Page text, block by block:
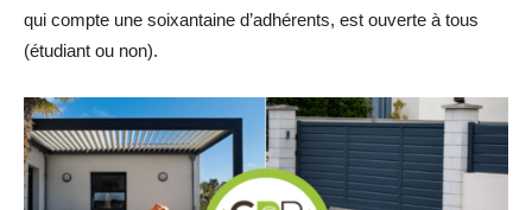
qui compte une soixantaine d’adhérents, est ouverte à tous
(étudiant ou non).